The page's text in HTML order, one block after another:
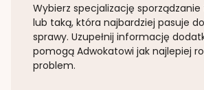
Wybierz specjalizację
lub taką, która najbardziej pasuje
sprawy. Uzupełnij informację
pomogą Adwokatowi jak najlepiej
problem.